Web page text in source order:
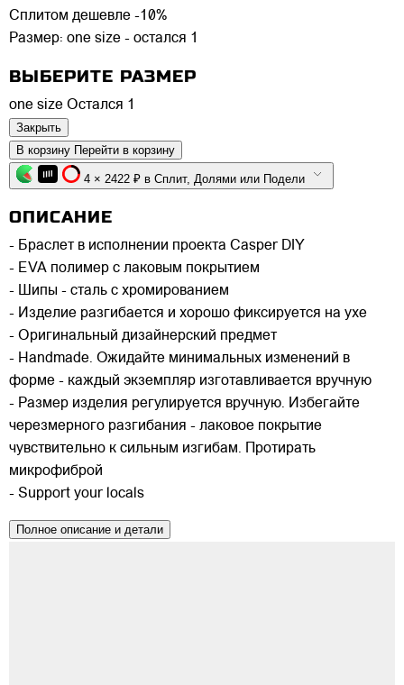
Сплитом дешевле -10%
Размер: one size - остался 1
ВЫБЕРИТЕ РАЗМЕР
one size Остался 1
Закрыть
В корзину Перейти в корзину
4 × 2422 ₽ в Сплит, Долями или Подели
ОПИСАНИЕ
- Браслет в исполнении проекта Casper DIY
- EVA полимер с лаковым покрытием
- Шипы - сталь с хромированием
- Изделие разгибается и хорошо фиксируется на ухе
- Оригинальный дизайнерский предмет
- Handmade. Ожидайте минимальных изменений в
форме - каждый экземпляр изготавливается вручную
- Размер изделия регулируется вручную. Избегайте
черезмерного разгибания - лаковое покрытие
чувствительно к сильным изгибам. Протирать
микрофиброй
- Support your locals
Полное описание и детали